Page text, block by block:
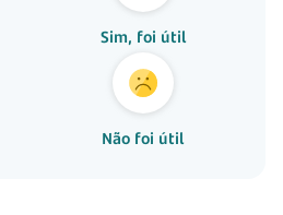
Sim, foi útil
Não foi útil